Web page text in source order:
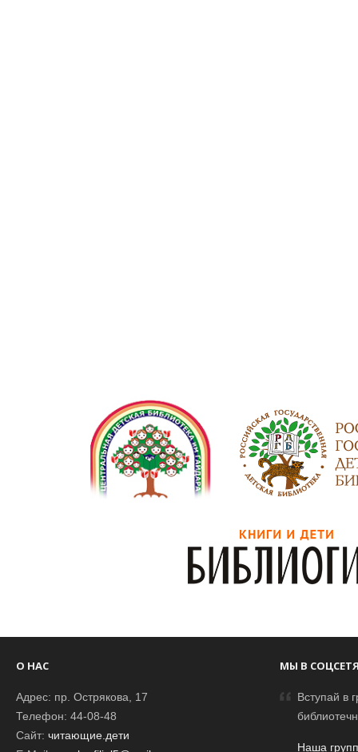
О НАС
Адрес: пр. Острякова, 17
Телефон: 44-08-48
Сайт: читающие.дети
МЫ В
Вступай в
Наша